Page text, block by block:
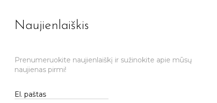
Naujienlaiškis
Prenumeruokite naujienlaiškį ir sužinokite apie mūsų
naujienas pirmi!